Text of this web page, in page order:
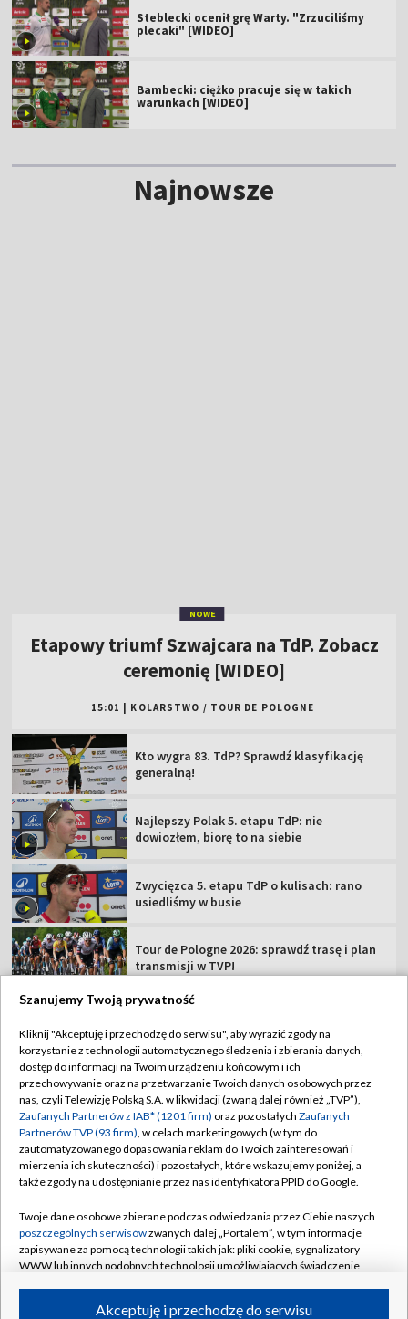
Steblecki ocenił grę Warty. "Zrzuciliśmy
plecaki" [WIDEO]
Bambecki: ciężko pracuje się w takich
warunkach [WIDEO]
Najnowsze
generalną!
Najlepszy Polak 5. etapu TdP: nie
dowiozłem, biorę to na siebie
Zwycięzca 5. etapu TdP o kulisach: rano
Tour de Pologne 2026: sprawdź trasę i plan
Co za finisz! Szwajcar najlepszy na 5. etapie
Groźny incydent na TdP. Kłopoty trzech
Abonament TVP
Sklep TVP
Biuro Reklamy
Oferta Handlowa
Telegazeta ogłoszenia
Rada Programowa
Ogłoszenia przetargowe
Akademia Telewizyjna
Regulamin TVP
Polityka prywatności
Moje zgody
Biuro reklamy
Kontakt
Kanały
©2026 Telewizja Polska Spółka Akcyjna w likwidacji
Szanujemy Twoją prywatność
Kliknij "Akceptuję i przechodzę do serwisu", aby wyrazić zgody na
korzystanie z technologii automatycznego śledzenia i zbierania danych,
dostęp do informacji na Twoim urządzeniu końcowym i ich
przechowywanie oraz na przetwarzanie Twoich danych osobowych przez
nas, czyli Telewizję Polską S.A. w likwidacji (zwaną dalej również „TVP”),
Zaufanych Partnerów z IAB* (1201 firm) oraz pozostałych Zaufanych
Partnerów TVP (93 firm), w celach marketingowych (w tym do
zautomatyzowanego dopasowania reklam do Twoich zainteresowań i
mierzenia ich skuteczności) i pozostałych, które wskazujemy poniżej, a
także zgody na udostępnianie przez nas identyfikatora PPID do Google.
Twoje dane osobowe zbierane podczas odwiedzania przez Ciebie naszych
poszczególnych serwisówzwanych dalej „Portalem”, w tym informacje
zapisywane za pomocą technologii takich jak: pliki cookie, sygnalizatory
WWW lub innych podobnych technologii umożliwiających świadczenie
ruchu w Internecie.Akceptuję i przechodzę do serwisu